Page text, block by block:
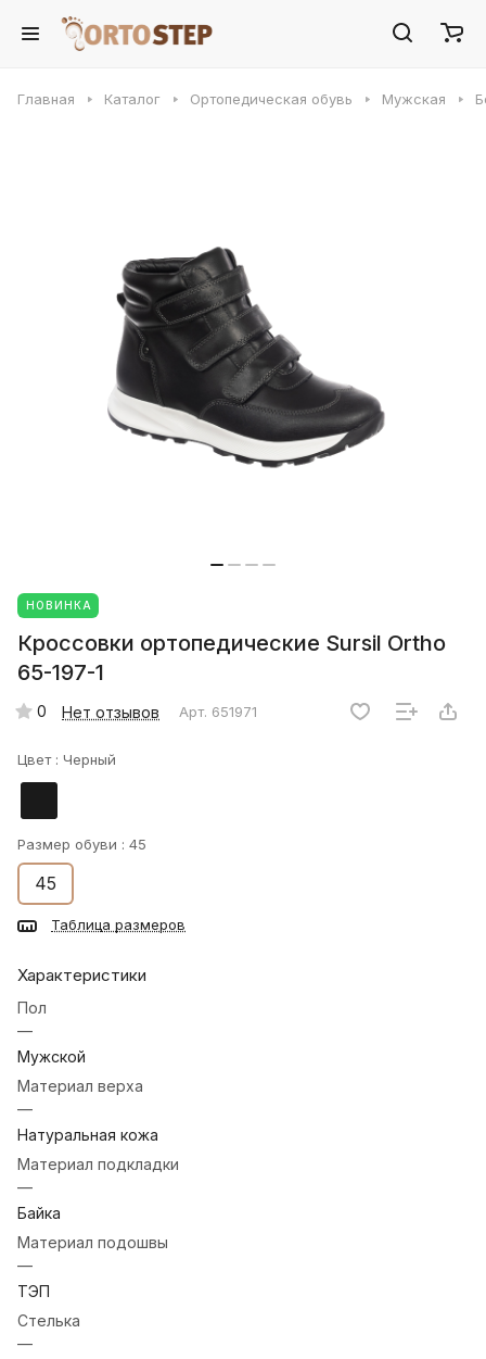
Главная Каталог Ортопедическая обувь Мужская
НОВИНКА
Кроссовки ортопедические Sursil Ortho
65-197-1
0 Нет отзывов Арт. 651971
Цвет : Черный
Размер обуви : 45
45
Таблица размеров
Характеристики
Пол
—
Мужской
Материал верха
—
Натуральная кожа
Материал подкладки
—
Байка
Материал подошвы
—
ТЭП
Стелька
—